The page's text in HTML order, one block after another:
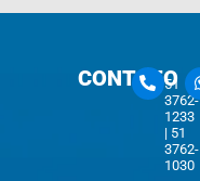
CONTATO
51
3762-
1233
| 51
3762-
1030